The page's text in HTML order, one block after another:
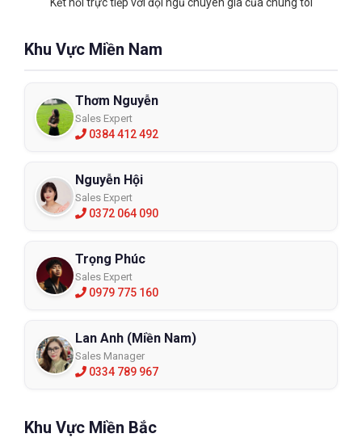
Kết nối trực tiếp với đội ngũ chuyên gia của chúng tôi
Khu Vực Miền Nam
Thơm Nguyễn
Sales Expert
0384 412 492
Nguyễn Hội
Sales Expert
0372 064 090
Trọng Phúc
Sales Expert
0979 775 160
Lan Anh (Miền Nam)
Sales Manager
0334 789 967
Khu Vực Miền Bắc